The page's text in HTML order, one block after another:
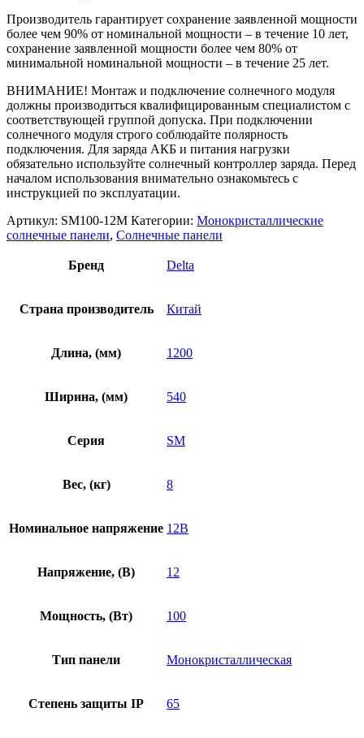
Производитель гарантирует сохранение заявленной мощности
более чем 90% от номинальной мощности – в течение 10 лет,
сохранение заявленной мощности более чем 80% от
минимальной номинальной мощности – в течение 25 лет.
ВНИМАНИЕ! Монтаж и подключение солнечного модуля
должны производиться квалифицированным специалистом с
соответствующей группой допуска. При подключении
солнечного модуля строго соблюдайте полярность
подключения. Для заряда АКБ и питания нагрузки
обязательно используйте солнечный контроллер заряда. Перед
началом использования внимательно ознакомьтесь с
инструкцией по эксплуатации.
Артикул: SM100-12M Категории: Монокристаллические
солнечные панели, Солнечные панели
Бренд Delta
Страна производитель Китай
Длина, (мм) 1200
Ширина, (мм) 540
Серия SM
Вес, (кг) 8
Номинальное напряжение 12В
Напряжение, (В) 12
Мощность, (Вт) 100
Тип панели Монокристаллическая
Степень защиты IP 65